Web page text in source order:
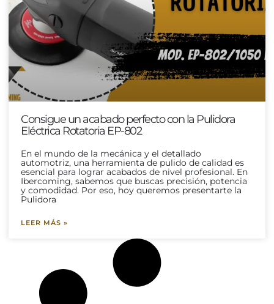
Consigue un acabado perfecto con la Pulidora
Eléctrica Rotatoria EP-802
En el mundo de la mecánica y el detallado
automotriz, una herramienta de pulido de calidad es
esencial para lograr acabados de nivel profesional. En
Ibercoming, sabemos que buscas precisión, potencia
y comodidad. Por eso, hoy queremos presentarte la
Pulidora
LEER MÁS »